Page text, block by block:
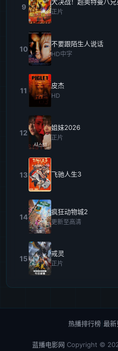
9
正片
10
不要跟陌生人说话
HD中字
11
皮杰
HD
12
姐妹2026
正片
13 飞驰人生3
14
疯狂动物城2
更新至高清
15
戒灵
正片
热播排行榜| 最新
蓝播电影网 Copyright ©